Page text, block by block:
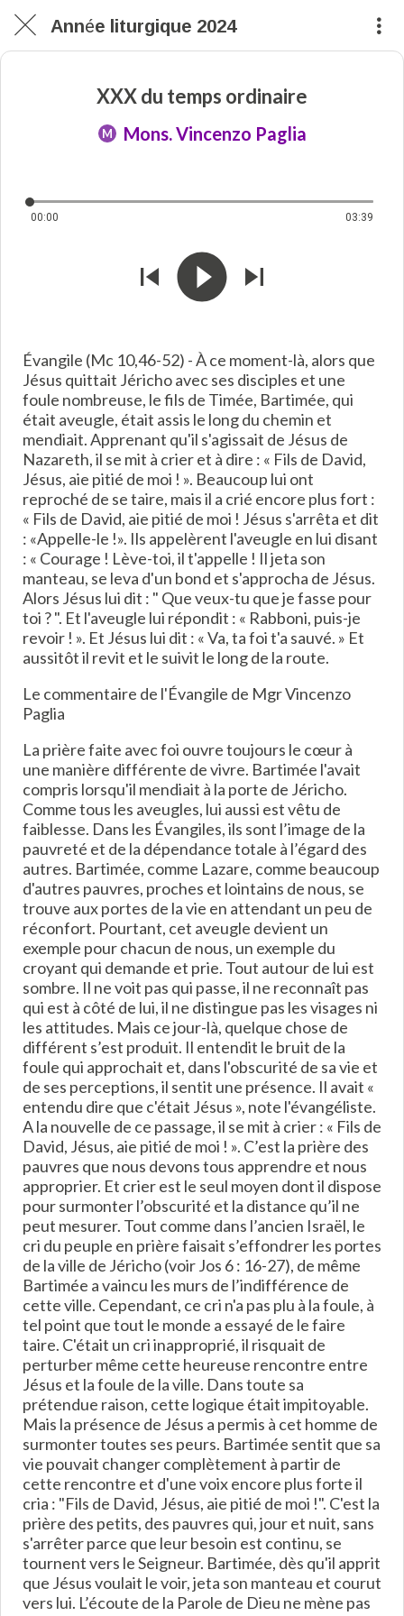
Année liturgique 2024
XXX du temps ordinaire
M Mons. Vincenzo Paglia
00:00 03:39
Évangile (Mc 10,46-52) - À ce moment-là, alors que
Jésus quittait Jéricho avec ses disciples et une
foule nombreuse, le fils de Timée, Bartimée, qui
était aveugle, était assis le long du chemin et
mendiait. Apprenant qu'il s'agissait de Jésus de
Nazareth, il se mit à crier et à dire : « Fils de David,
Jésus, aie pitié de moi ! ». Beaucoup lui ont
reproché de se taire, mais il a crié encore plus fort :
« Fils de David, aie pitié de moi ! Jésus s'arrêta et dit
: «Appelle-le !». Ils appelèrent l'aveugle en lui disant
: « Courage ! Lève-toi, il t'appelle ! Il jeta son
manteau, se leva d'un bond et s'approcha de Jésus.
Alors Jésus lui dit : " Que veux-tu que je fasse pour
toi ? ". Et l'aveugle lui répondit : « Rabboni, puis-je
revoir ! ». Et Jésus lui dit : « Va, ta foi t'a sauvé. » Et
aussitôt il revit et le suivit le long de la route.
Le commentaire de l'Évangile de Mgr Vincenzo
Paglia
La prière faite avec foi ouvre toujours le cœur à
une manière différente de vivre. Bartimée l'avait
compris lorsqu'il mendiait à la porte de Jéricho.
Comme tous les aveugles, lui aussi est vêtu de
faiblesse. Dans les Évangiles, ils sont l’image de la
pauvreté et de la dépendance totale à l’égard des
autres. Bartimée, comme Lazare, comme beaucoup
d'autres pauvres, proches et lointains de nous, se
trouve aux portes de la vie en attendant un peu de
réconfort. Pourtant, cet aveugle devient un
exemple pour chacun de nous, un exemple du
croyant qui demande et prie. Tout autour de lui est
sombre. Il ne voit pas qui passe, il ne reconnaît pas
qui est à côté de lui, il ne distingue pas les visages ni
les attitudes. Mais ce jour-là, quelque chose de
différent s’est produit. Il entendit le bruit de la
foule qui approchait et, dans l'obscurité de sa vie et
de ses perceptions, il sentit une présence. Il avait «
entendu dire que c'était Jésus », note l'évangéliste.
A la nouvelle de ce passage, il se mit à crier : « Fils de
David, Jésus, aie pitié de moi ! ». C’est la prière des
pauvres que nous devons tous apprendre et nous
approprier. Et crier est le seul moyen dont il dispose
pour surmonter l’obscurité et la distance qu’il ne
peut mesurer. Tout comme dans l’ancien Israël, le
cri du peuple en prière faisait s’effondrer les portes
de la ville de Jéricho (voir Jos 6 : 16-27), de même
Bartimée a vaincu les murs de l’indifférence de
cette ville. Cependant, ce cri n'a pas plu à la foule, à
tel point que tout le monde a essayé de le faire
taire. C'était un cri inapproprié, il risquait de
perturber même cette heureuse rencontre entre
Jésus et la foule de la ville. Dans toute sa
prétendue raison, cette logique était impitoyable.
Mais la présence de Jésus a permis à cet homme de
surmonter toutes ses peurs. Bartimée sentit que sa
vie pouvait changer complètement à partir de
cette rencontre et d'une voix encore plus forte il
cria : "Fils de David, Jésus, aie pitié de moi !". C'est la
prière des petits, des pauvres qui, jour et nuit, sans
s'arrêter parce que leur besoin est continu, se
tournent vers le Seigneur. Bartimée, dès qu'il apprit
que Jésus voulait le voir, jeta son manteau et courut
vers lui. L’écoute de la Parole de Dieu ne mène pas